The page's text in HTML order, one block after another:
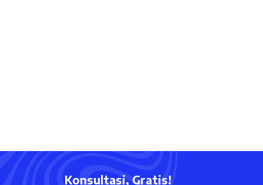
Konsultasi, Gratis!